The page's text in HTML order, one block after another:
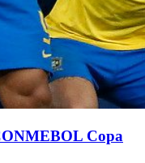
Copa